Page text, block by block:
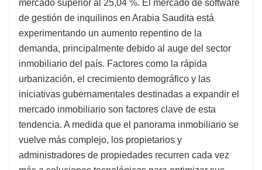
mercado superior al 25,04 %. El mercado de software
de gestión de inquilinos en Arabia Saudita está
experimentando un aumento repentino de la
demanda, principalmente debido al auge del sector
inmobiliario del país. Factores como la rápida
urbanización, el crecimiento demográfico y las
iniciativas gubernamentales destinadas a expandir el
mercado inmobiliario son factores clave de esta
tendencia. A medida que el panorama inmobiliario se
vuelve más complejo, los propietarios y
administradores de propiedades recurren cada vez